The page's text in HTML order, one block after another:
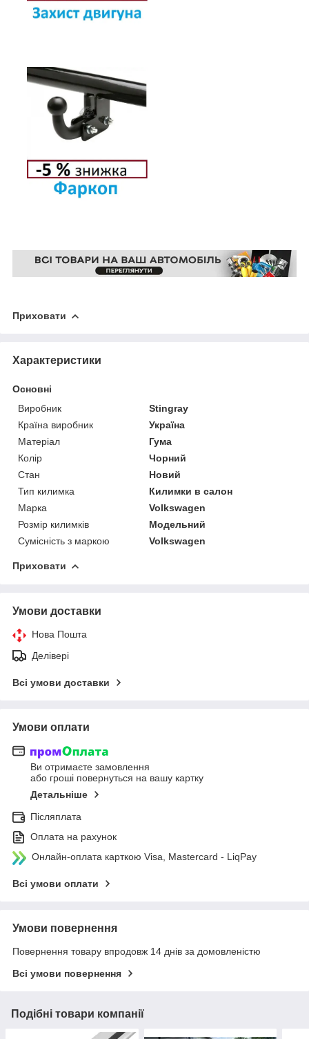
Приховати
Характеристики
Основні
Виробник
Stingray
Країна виробник
Україна
Матеріал
Гума
Колір
Чорний
Стан
Новий
Тип килимка
Килимки в салон
Марка
Volkswagen
Розмір килимків
Модельний
Сумісність з маркою
Volkswagen
Приховати
Умови доставки
Нова Пошта
Делівері
Всі умови доставки
Умови оплати
Ви отримаєте замовлення
або гроші повернуться на вашу картку
Детальніше
Післяплата
Оплата на рахунок
Онлайн-оплата карткою Visa, Mastercard - LiqPay
Всі умови оплати
Умови повернення
Повернення товару впродовж 14 днів за домовленістю
Всі умови повернення
Подібні товари компанії